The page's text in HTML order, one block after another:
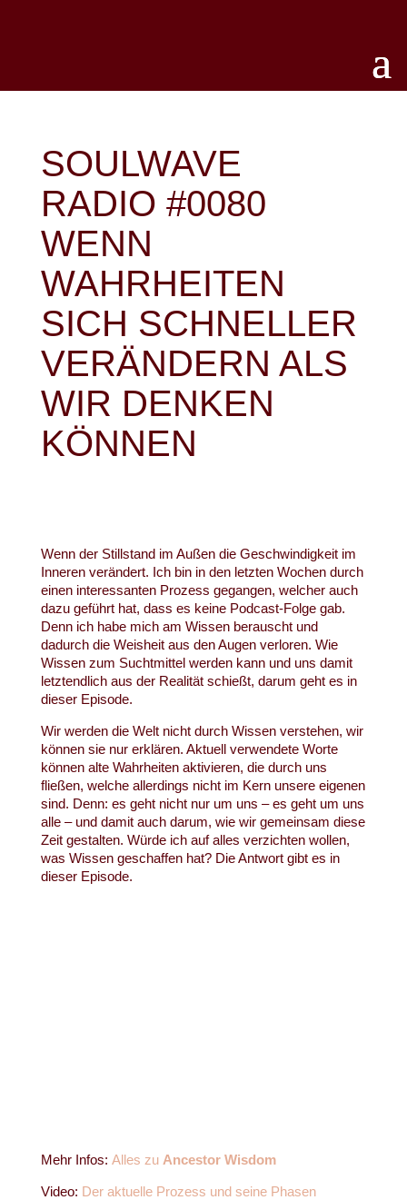
SOULWAVE
RADIO #0080
WENN
WAHRHEITEN
SICH SCHNELLER
VERÄNDERN ALS
WIR DENKEN
KÖNNEN
Wenn der Stillstand im Außen die Geschwindigkeit im
Inneren verändert. Ich bin in den letzten Wochen durch
einen interessanten Prozess gegangen, welcher auch
dazu geführt hat, dass es keine Podcast-Folge gab.
Denn ich habe mich am Wissen berauscht und
dadurch die Weisheit aus den Augen verloren. Wie
Wissen zum Suchtmittel werden kann und uns damit
letztendlich aus der Realität schießt, darum geht es in
dieser Episode.
Wir werden die Welt nicht durch Wissen verstehen, wir
können sie nur erklären. Aktuell verwendete Worte
können alte Wahrheiten aktivieren, die durch uns
fließen, welche allerdings nicht im Kern unsere eigenen
sind. Denn: es geht nicht nur um uns – es geht um uns
alle – und damit auch darum, wie wir gemeinsam diese
Zeit gestalten. Würde ich auf alles verzichten wollen,
was Wissen geschaffen hat? Die Antwort gibt es in
dieser Episode.
Mehr Infos: Alles zu Ancestor Wisdom
Video: Der aktuelle Prozess und seine Phasen